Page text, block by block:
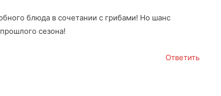
блюда в сочетании с грибами! Но шанс
сезона!
Ответить